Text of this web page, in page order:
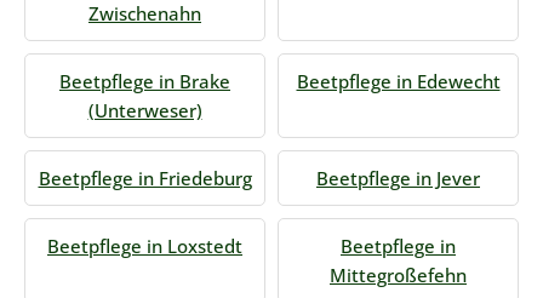
Zwischenahn
Beetpflege in Brake
(Unterweser)
Beetpflege in Edewecht
Beetpflege in Friedeburg Beetpflege in Jever
Beetpflege in Loxstedt
Beetpflege in
Mittegroßefehn